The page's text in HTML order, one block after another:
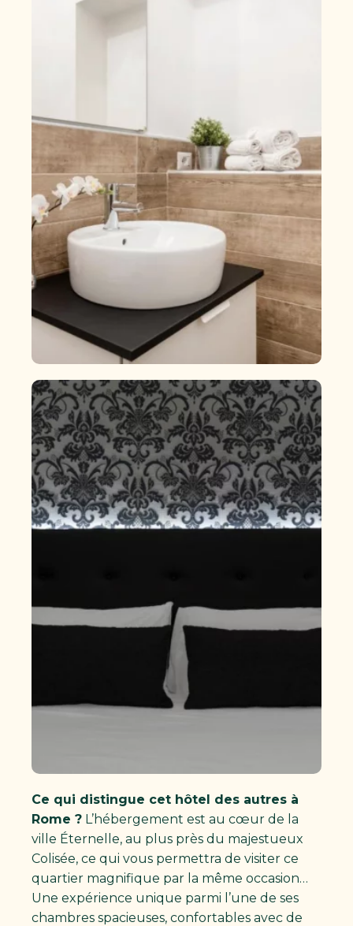
Ce qui distingue cet hôtel des autres à
Rome ? L’hébergement est au cœur de la
ville Éternelle, au plus près du majestueux
Colisée, ce qui vous permettra de visiter ce
quartier magnifique par la même occasion…
Une expérience unique parmi l’une de ses
chambres spacieuses, confortables avec de